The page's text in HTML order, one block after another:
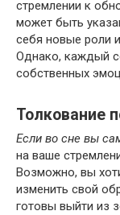
стремлении к
может быть
себя новые роли
Однако, каждый
собственных
Толкование
Если во сне вы
на ваше
Возможно, вы
изменить свой
готовы выйти из